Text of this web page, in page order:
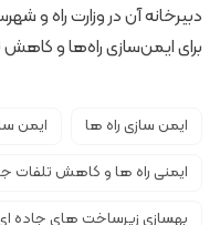
دبیرخانه آن در وزارت راه و
برای ایمن‌سازی راه‌ها و کاهش
ایمن سازی راه ها
ایمن
ایمنی راه ها و کاهش تلفات
بهسازی زیرساخت های جاده